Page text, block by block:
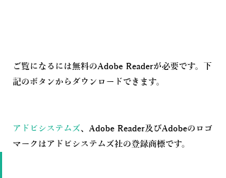
ご覧になるには無料のAdobe Readerが必要です。下
記のボタンからダウンロードできます。
アドビシステムズ、Adobe Reader及びAdobeのロゴ
マークはアドビシステムズ社の登録商標です。